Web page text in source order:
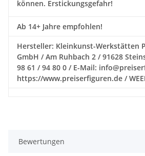
können. Erstickungsgefahr!
Ab 14+ Jahre empfohlen!
Hersteller: Kleinkunst-Werkstätten
GmbH / Am Ruhbach 2 / 91628
98 61 / 94 80 0 / E-Mail:
https://www.preiserfiguren.de /
Bewertungen